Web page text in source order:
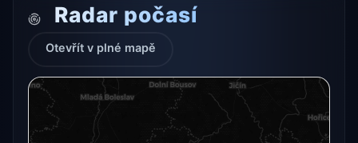
Radar počasí
Otevřít v plné mapě